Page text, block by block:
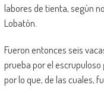
labores de tienta, según
Lobatón.
Fueron entonces seis
prueba por el
por lo que, de las cuales,